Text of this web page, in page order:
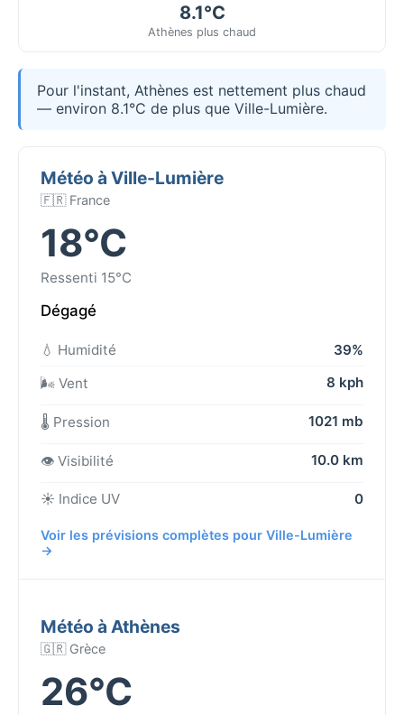
8.1°C
Athènes plus chaud
Pour l'instant, Athènes est nettement plus chaud
— environ 8.1°C de plus que Ville-Lumière.
Météo à Ville-Lumière
🇫🇷 France
18°C
Ressenti 15°C
Dégagé
💧 Humidité
39%
🌬️ Vent
8 kph
🌡️ Pression 1021 mb
👁️ Visibilité 10.0 km
☀️ Indice UV 0
Voir les prévisions complètes pour Ville-Lumière
→
Météo à Athènes
🇬🇷 Grèce
26°C